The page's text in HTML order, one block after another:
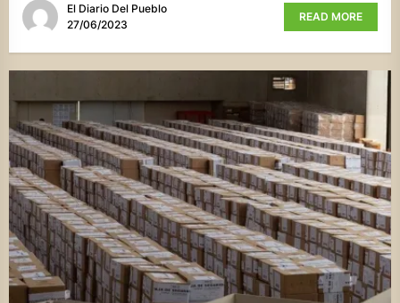
El Diario Del Pueblo
27/06/2023
READ MORE